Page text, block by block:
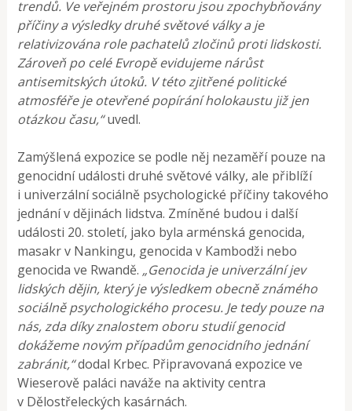
trendů. Ve veřejném prostoru jsou zpochybňovány
příčiny a výsledky druhé světové války a je
relativizována role pachatelů zločinů proti lidskosti.
Zároveň po celé Evropě evidujeme nárůst
antisemitských útoků. V této zjitřené politické
atmosféře je otevřené popírání holokaustu již jen
otázkou času,“uvedl.
Zamýšlená expozice se podle něj nezaměří pouze na
genocidní události druhé světové války, ale přiblíží
i univerzální sociálně psychologické příčiny takového
jednání v dějinách lidstva. Zmíněné budou i další
události 20. století, jako byla arménská genocida,
masakr v Nankingu, genocida v Kambodži nebo
genocida ve Rwandě. „Genocida je univerzální jev
lidských dějin, který je výsledkem obecně známého
sociálně psychologického procesu. Je tedy pouze na
nás, zda díky znalostem oboru studií genocid
dokážeme novým případům genocidního jednání
zabránit,“dodal Krbec. Připravovaná expozice ve
Wieserově paláci naváže na aktivity centra
v Dělostřeleckých kasárnách.